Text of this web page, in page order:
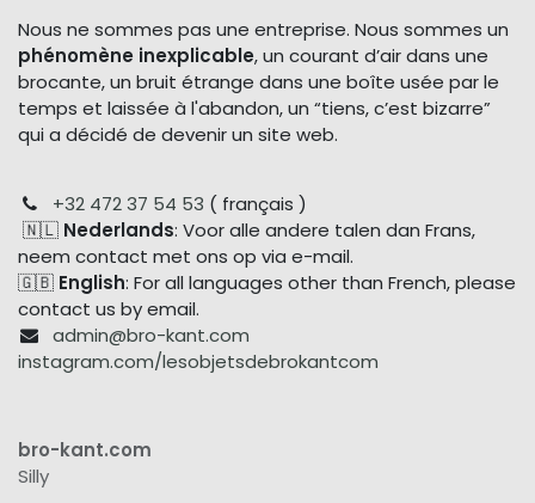
Nous ne sommes pas une entreprise. Nous sommes un
phénomène inexplicable, un courant d’air dans une
brocante, un bruit étrange dans une boîte usée par le
temps et laissée à l'abandon, un “tiens, c’est bizarre”
qui a décidé de devenir un site web.
+32 472 37 54 53 ( français )
🇳🇱 Nederlands: Voor alle andere talen dan Frans,
neem contact met ons op via e-mail.
🇬🇧 English: For all languages other than French, please
contact us by email.
admin@bro-kant.com
instagram.com/lesobjetsdebrokantcom
bro-kant.com
Silly